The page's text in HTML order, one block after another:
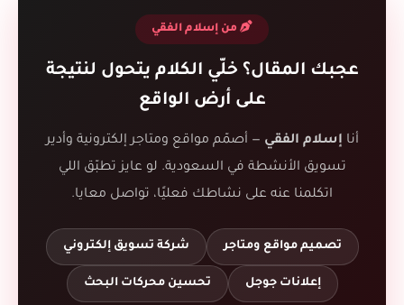
من إسلام الفقي
عجبك المقال؟ خلّي الكلام يتحول لنتيجة
على أرض الواقع
أنا إسلام الفقي — أصمّم مواقع ومتاجر إلكترونية وأدير
تسويق الأنشطة في السعودية. لو عايز تطبّق اللي
اتكلمنا عنه على نشاطك فعليًا، تواصل معايا.
تصميم مواقع ومتاجر شركة تسويق إلكتروني
إعلانات جوجل تحسين محركات البحث